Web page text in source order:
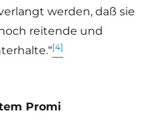
werden, daß sie
reitende und
[4]
Promi